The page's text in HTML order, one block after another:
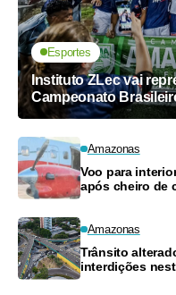
Esportes
Instituto ZLec vai
Campeonato
Amazonas
Voo para
após cheiro de
Amazonas
Trânsito
interdições